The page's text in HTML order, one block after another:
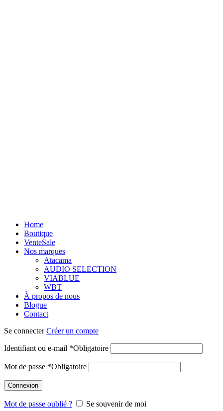
Home
Boutique
VenteSale
Nos marques
Atacama
AUDIO SELECTION
VIABLUE
WBT
À propos de nous
Blogue
Contact
Se connecterCréer un compte
Identifiant ou e-mail *Obligatoire
Mot de passe *Obligatoire
Connexion
Mot de passe oublié ?
Se souvenir de moi